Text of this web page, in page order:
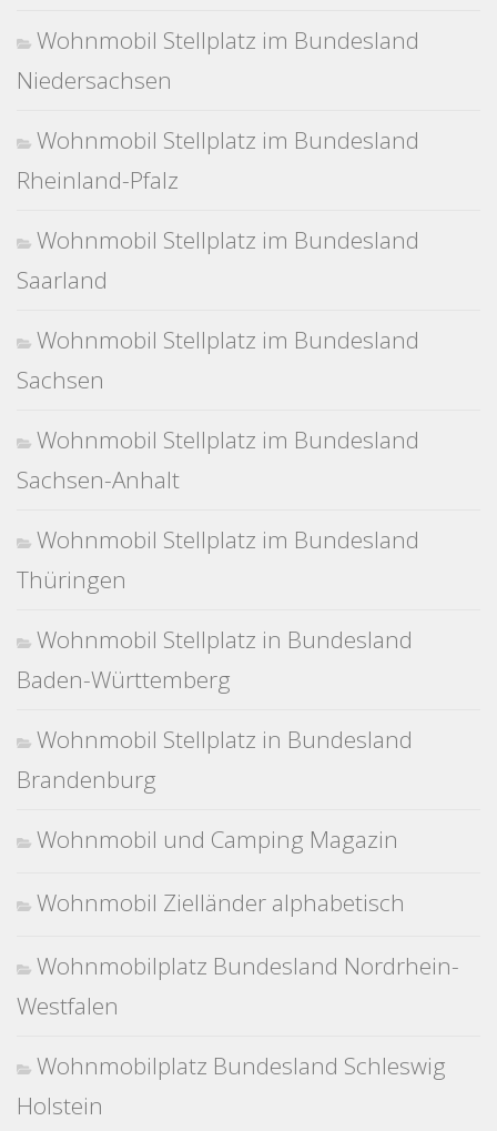
Wohnmobil Stellplatz im Bundesland
Niedersachsen
Wohnmobil Stellplatz im Bundesland
Rheinland-Pfalz
Wohnmobil Stellplatz im Bundesland
Saarland
Wohnmobil Stellplatz im Bundesland
Sachsen
Wohnmobil Stellplatz im Bundesland
Sachsen-Anhalt
Wohnmobil Stellplatz im Bundesland
Thüringen
Wohnmobil Stellplatz in Bundesland
Baden-Württemberg
Wohnmobil Stellplatz in Bundesland
Brandenburg
Wohnmobil und Camping Magazin
Wohnmobil Zielländer alphabetisch
Wohnmobilplatz Bundesland Nordrhein-
Westfalen
Wohnmobilplatz Bundesland Schleswig
Holstein